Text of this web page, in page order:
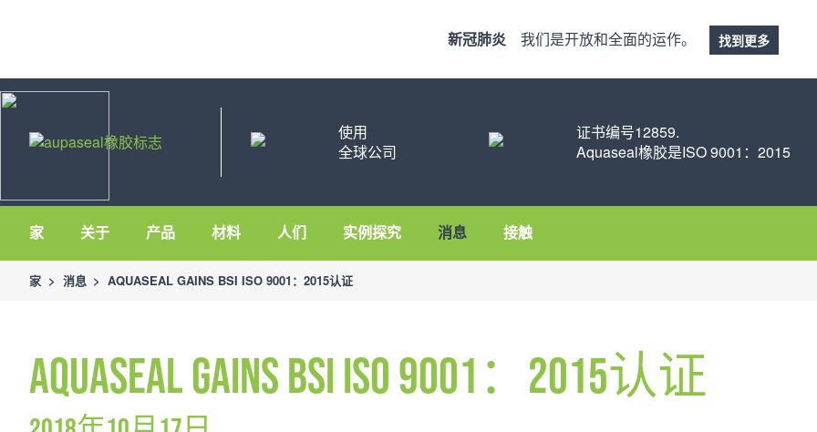
新冠肺炎 我们是开放和全面的运作。 找到更多
使用
全球公司
证书编号12859.
Aquaseal橡胶是ISO 9001：2015
家 关于 产品 材料 人们 实例探究 消息 接触
家 > 消息 > AQUASEAL GAINS BSI ISO 9001：2015认证
Aquaseal Gains BSI ISO 9001：2015认证